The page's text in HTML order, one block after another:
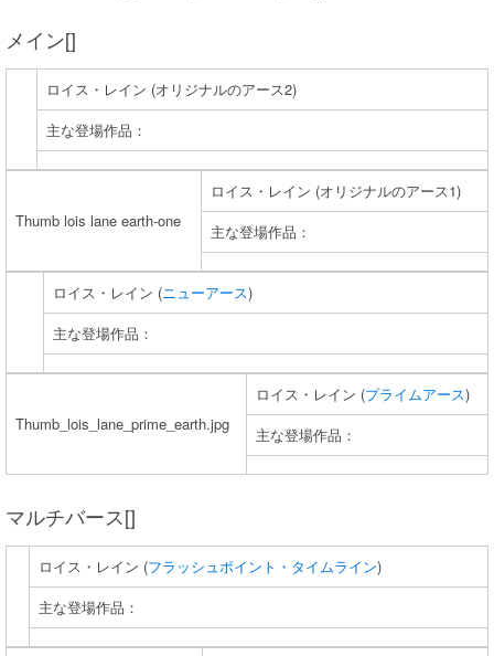
メイン[]
ロイス・レイン (オリジナルのアース2)
主な登場作品：
Thumb lois lane earth-one
ロイス・レイン (オリジナルのアース1)
主な登場作品：
ロイス・レイン (ニューアース)
主な登場作品：
Thumb_lois_lane_prime_earth.jpg
ロイス・レイン (プライムアース)
主な登場作品：
マルチバース[]
ロイス・レイン (フラッシュポイント・タイムライン)
主な登場作品：